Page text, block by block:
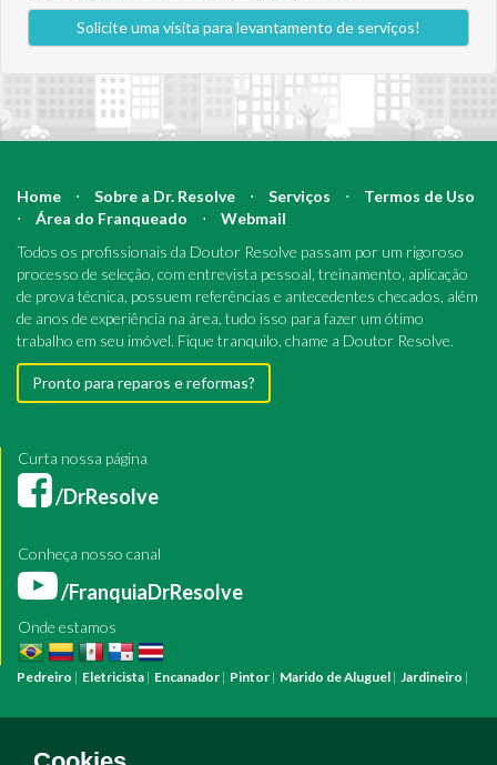
Solicite uma visita para levantamento de serviços!
Home ⋅ Sobre a Dr. Resolve ⋅ Serviços ⋅
Termos de Uso
⋅
Área do Franqueado ⋅
Webmail
Todos os profissionais da Doutor Resolve passam por um rigoroso
processo de seleção, com entrevista pessoal, treinamento, aplicação
de prova técnica, possuem referências e antecedentes checados, além
de anos de experiência na área, tudo isso para fazer um ótimo
trabalho em seu imóvel. Fique tranquilo, chame a Doutor Resolve.
Pronto para reparos e reformas?
Curta nossa página
/DrResolve
Conheça nosso canal
/FranquiaDrResolve
Onde estamos
Pedreiro | Eletricista | Encanador | Pintor | Marido de Aluguel | Jardineiro |
Bombeiro HidráulicoManutenção PredialManutenção Residencial